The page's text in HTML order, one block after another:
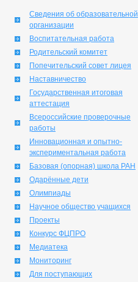
Сведения об образовательной
организации
Воспитательная работа
Родительский комитет
Попечительский совет лицея
Наставничество
Государственная итоговая
аттестация
Всероссийские проверочные
работы
Инновационная и опытно-
экспериментальная работа
Базовая (опорная) школа РАН
Одарённые дети
Олимпиады
Научное общество учащихся
Проекты
Конкурс ФЦПРО
Медиатека
Мониторинг
Для поступающих